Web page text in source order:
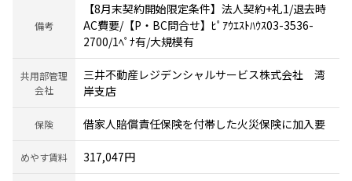
備考
【8月末契約開始限定条件】法人契約+礼1/退去時
AC費要/【P・BC問合せ】ﾋﾟｱｳｴｽﾄﾊｳｽ03-3536-
2700/1ﾍﾟﾅ有/大規模有
共用部管理
会社
三井不動産レジデンシャルサービス株式会社 湾
岸支店
保険 借家人賠償責任保険を付帯した火災保険に加入要
めやす賃料 317,047円